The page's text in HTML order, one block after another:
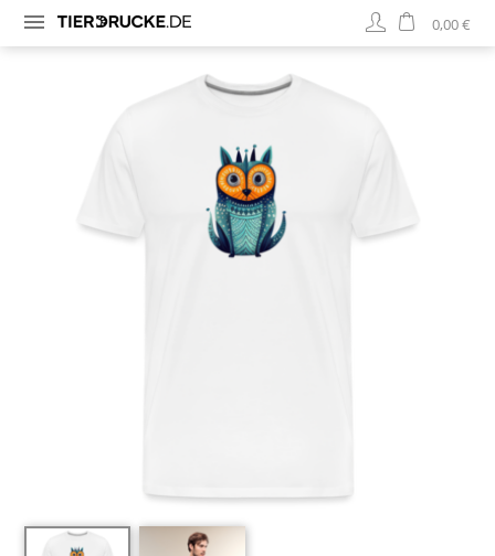
0,00 €